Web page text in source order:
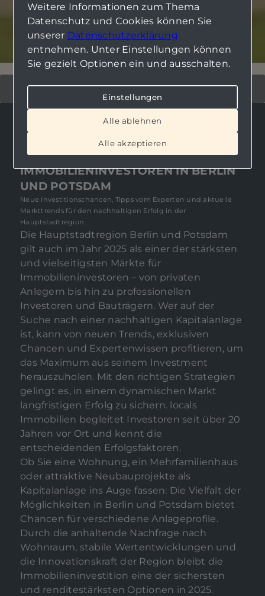
KAPITALANLAGE 2025: DIE BESTEN
STRATEGIEN FÜR
IMMOBILIENINVESTOREN IN BERLIN
UND POTSDAM
Neue Investitionschancen, Tipps vom Experten und aktuelle
Markttrends für den nachhaltigen Erfolg in der
Hauptstadtregion.
Die Hauptstadtregion Berlin und Potsdam
gilt auch im Jahr 2025 als einer der stärksten
und vielseitigsten Märkte für
Immobilieninvestoren – von privaten
Anlegern bis hin zu professionellen
Investoren und Bauträgern. Wer auf der
Suche nach einer nachhaltigen Kapitalanlage
ist, kann von neuen Trends, exklusiven
Chancen und Expertenwissen profitieren, um
das Maximum aus seinem Investment
herauszuholen. Mit den richtigen Strategien
gelingt es, in einem dynamischen Markt
langfristigen Erfolg zu sichern. locals
Immobilien begleitet Investoren seit über 20
Jahren vor Ort und kennt die
entscheidenden Erfolgsfaktoren.
Ob Sie eine Wohnung, ein Mehrfamilienhaus
oder attraktive Neubauprojekte als
Kapitalanlage ins Auge fassen: Die Vielfalt der
Möglichkeiten in Berlin und Potsdam bietet
Chancen für verschiedene Anlageprofile.
Durch die anhaltende Nachfrage nach
Wohnraum, stabile Wertentwicklungen und
die Innovationskraft der Region bleibt die
Immobilieninvestition eine der sichersten
und renditestärksten Optionen in 2025.
Weitere Informationen zum Thema
Datenschutz und Cookies können Sie
unserer Datenschutzerklärung
entnehmen. Unter Einstellungen können
Sie gezielt Optionen ein und ausschalten.
Einstellungen
Alle ablehnen
Alle akzeptieren